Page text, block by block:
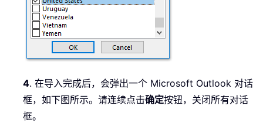
4. 在导入完成后，会弹出一个 Microsoft Outlook 对话
框，如下图所示。请连续点击确定按钮，关闭所有对话
框。